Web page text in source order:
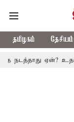
தமிழகம் தேசியம்
ஏன்? உதயநிதி